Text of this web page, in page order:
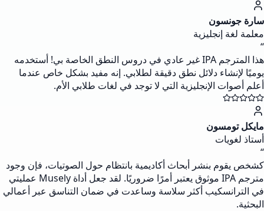
سارة جونسون
معلمة لغة إنجليزية
“
هذا المترجم IPA غير عادي في دروس النطق الخاصة بي! أستخدمه
يوميًا لإنشاء دلائل نطق دقيقة لطلابي. إنه مفيد بشكل خاص عندما
أعلم أصوات الإنجليزية التي لا توجد في لغات طلابي الأم.
مايكل تومسون
أستاذ لغويات
“
كشخص يقوم بنشر أبحاث أكاديمية بانتظام حول الصوتيات، فإن وجود
مترجم IPA موثوق يعتبر أمرًا ضروريًا. لقد جعل أداة Musely عمليتي
في الترانسكيب أكثر سلاسة وساعدت في ضمان التناسق عبر أعمالي
البحثية.